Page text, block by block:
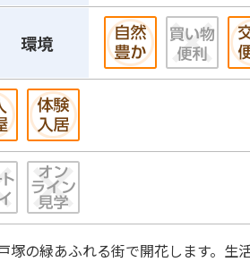
環境
の緑あふれる街で開花します。生